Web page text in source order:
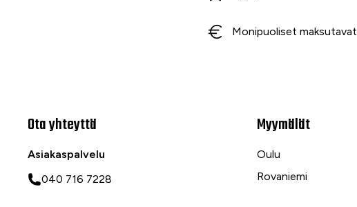
Monipuoliset maksutavat
Ota yhteyttä
Asiakaspalvelu
040 716 7228
Myymälät
Oulu
Rovaniemi